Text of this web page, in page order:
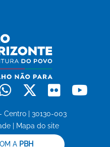
Whatsapp
X Flickr
Centro | 30130-003
Mapa do site
A PBH